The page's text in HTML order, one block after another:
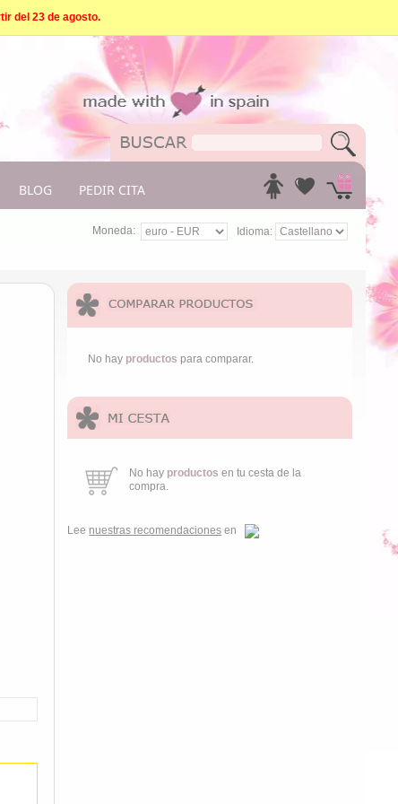
del 23 de agosto.
BLOG PEDIR CITA
Idioma:
Moneda:
No hay productos para comparar.
No hay productos en tu cesta de la
compra.
Lee nuestras recomendaciones en